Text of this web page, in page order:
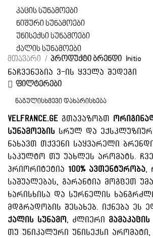
კაცის სუნამოები
ნიშური სუნამოები
უნისექსი სუნამოები
ქალის სუნამოები
მთავარი
პროდუქტი ბრენდი Initio
ნაჩვენებია 3-ის ყველა შედეგი
ფილტერები
Velfrance.ge გთავაზობთ
სუნამოების სრულ და ექსკლუზიურ
ნახავთ თქვენი საყვარელი
საკულტო თუ უახლეს არომატს.
პრიორიტეტია 100% ავთენტურობა,
საშუალებას, გარანტია მოგცეთ
ხარისხისა და სურნელის
მდგრადობის შესახებ. იქნება ეს
ქალის სუნამო, ძლიერი
თუ უნიკალური უნისექსი არომატი,